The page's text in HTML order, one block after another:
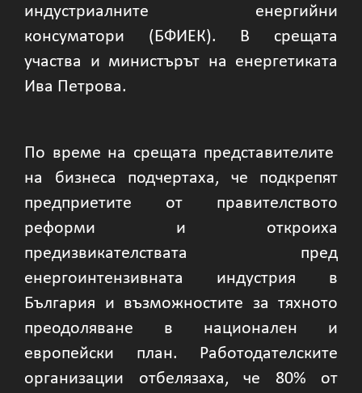
индустриалните енергийни
консуматори (БФИЕК). В срещата
участва и министърът на енергетиката
Ива Петрова.
По време на срещата представителите
на бизнеса подчертаха, че подкрепят
предприетите от правителството
реформи и откроиха
предизвикателствата пред
енергоинтензивната индустрия в
България и възможностите за тяхното
преодоляване в национален и
европейски план. Работодателските
организации отбелязаха, че 80% от